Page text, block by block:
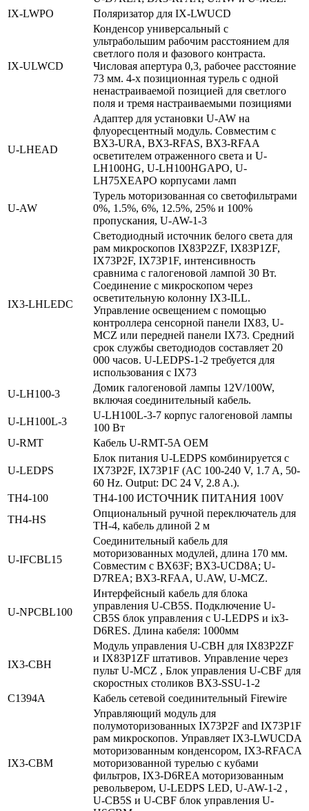
IX‑LWPO
Поляризатор для IX-LWUCD
IX‑ULWCD
Конденсор универсальный с
ультрабольшим рабочим расстоянием для
светлого поля и фазового контраста.
Числовая апертура 0,3, рабочее расстояние
73 мм. 4-х позиционная турель с одной
ненастраиваемой позицией для светлого
поля и тремя настраиваемыми позициями
U‑LHEAD
Адаптер для установки U-AW на
флуоресцентный модуль. Совместим с
BX3-URA, BX3-RFAS, BX3-RFAA
осветителем отраженного света и U-
LH100HG, U-LH100HGAPO, U-
LH75XEAPO корпусами ламп
U‑AW
Турель моторизованная со светофильтрами
0%, 1.5%, 6%, 12.5%, 25% и 100%
пропускания, U-AW-1-3
IX3‑LHLEDC
Светодиодный источник белого света для
рам микроскопов IX83P2ZF, IX83P1ZF,
IX73P2F, IX73P1F, интенсивность
сравнима с галогеновой лампой 30 Вт.
Соединение с микроскопом через
осветительную колонну IX3-ILL.
Управление освещением с помощью
контроллера сенсорной панели IX83, U-
MCZ или передней панели IX73. Средний
срок службы светодиодов составляет 20
000 часов. U-LEDPS-1-2 требуется для
использования с IX73
U‑LH100‑3
Домик галогеновой лампы 12V/100W,
включая соединительный кабель.
U‑LH100L‑3
U-LH100L-3-7 корпус галогеновой лампы
100 Вт
U‑RMT
Кабель U-RMT-5A OEM
U‑LEDPS
Блок питания U-LEDPS комбинируется с
IX73P2F, IX73P1F (AC 100-240 V, 1.7 A, 50-
60 Hz. Output: DC 24 V, 2.8 A.).
TH4‑100
TH4-100 ИСТОЧНИК ПИТАНИЯ 100V
TH4‑HS
Опциональный ручной переключатель для
TH-4, кабель длиной 2 м
U‑IFCBL15
Соединительный кабель для
моторизованных модулей, длина 170 мм.
Совместим с BX63F; BX3-UCD8A; U-
D7REA; BX3-RFAA, U.AW, U-MCZ.
U‑NPCBL100
Интерфейсный кабель для блока
управления U-CB5S. Подключение U-
CB5S блок управления с U-LEDPS и ix3-
D6RES. Длина кабеля: 1000мм
IX3‑CBH
Модуль управления U-CBH для IX83P2ZF
и IX83P1ZF штативов. Управление через
пульт U-MCZ , Блок управления U-CBF для
скоростных столиков BX3-SSU-1-2
C1394A
Кабель сетевой соединительный Firewire
IX3‑CBM
Управляющий модуль для
полумоторизованных IX73P2F and IX73P1F
рам микроскопов. Управляет IX3-LWUCDA
моторизованным конденсором, IX3-RFACA
моторизованной турелью с кубами
фильтров, IX3-D6REA моторизованным
револьвером, U-LEDPS LED, U-AW-1-2 ,
U-CB5S и U-CBF блок управления U-